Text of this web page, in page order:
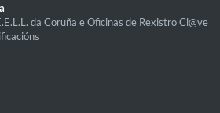
da Coruña e Oficinas de Rexistro Cl@ve